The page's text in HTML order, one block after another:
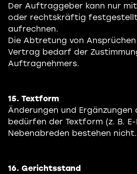
Der Auftraggeber kann nur
oder rechtskräftig
aufrechnen.
Die Abtretung von
Vertrag bedarf der
Auftragnehmers.
15. Textform
Änderungen und Ergänzungen
bedürfen der Textform (z. B. E-
Nebenabreden bestehen nicht.
16. Gerichtsstand